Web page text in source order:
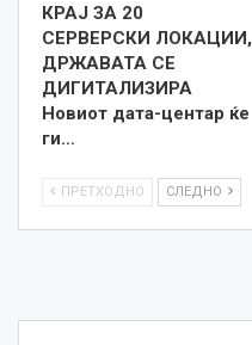
КРАЈ ЗА 20
СЕРВЕРСКИ ЛОКАЦИИ,
ДРЖАВАТА СЕ
ДИГИТАЛИЗИРА
Новиот дата-центар ќе
ги…
ПРЕТХОДНО СЛЕДНО